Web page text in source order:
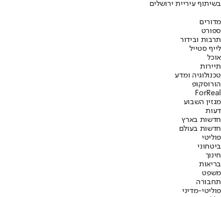
בשיתוף עיריית ירושלים
מדורים
ספורט
תרבות ובידור
לייף סטייל
אוכל
תיירות
טכנולוגיה ומדע
הורוסקופ
ForReal
מגזין השבוע
דעות
חדשות בארץ
חדשות בעולם
פוליטי
ביטחוני
חינוך
בריאות
משפט
תחבורה
פוליטי-מדיני